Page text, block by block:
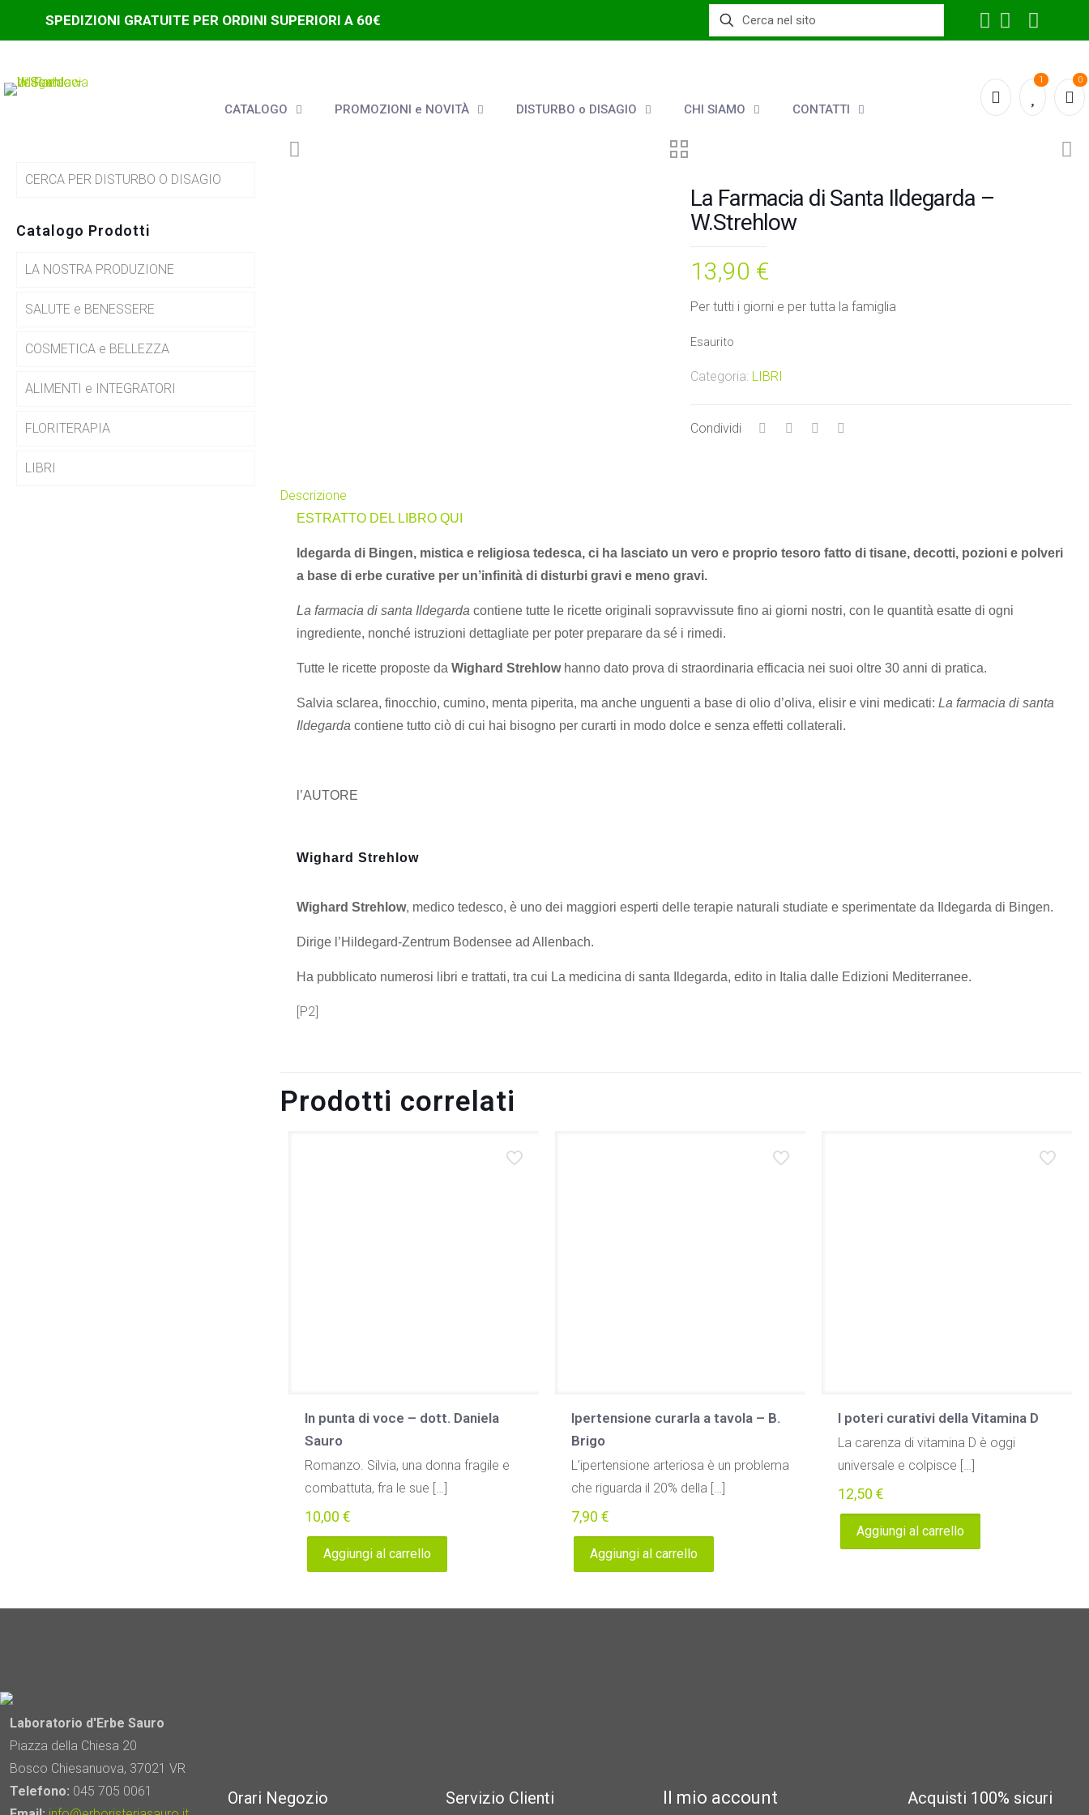
SPEDIZIONI GRATUITE PER ORDINI SUPERIORI A 60€
CATALOGO PROMOZIONI e NOVITÀ DISTURBO o DISAGIO CHI SIAMO CONTATTI
1 0
La Farmacia di Santa Ildegarda –
W.Strehlow
13,90 €
Per tutti i giorni e per tutta la famiglia
Esaurito
Categoria: LIBRI
Condividi
Descrizione
ESTRATTO DEL LIBRO QUI
ldegarda di Bingen, mistica e religiosa tedesca, ci ha lasciato un vero e proprio tesoro fatto di tisane, decotti, pozioni e polveri
a base di erbe curative per un’infinità di disturbi gravi e meno gravi.
La farmacia di santa Ildegarda contiene tutte le ricette originali sopravvissute fino ai giorni nostri, con le quantità esatte di ogni
ingrediente, nonché istruzioni dettagliate per poter preparare da sé i rimedi.
Tutte le ricette proposte da Wighard Strehlowhanno dato prova di straordinaria efficacia nei suoi oltre 30 anni di pratica.
Salvia sclarea, finocchio, cumino, menta piperita, ma anche unguenti a base di olio d’oliva, elisir e vini medicati: La farmacia di santa
Ildegarda contiene tutto ciò di cui hai bisogno per curarti in modo dolce e senza effetti collaterali.
l’AUTORE
Wighard Strehlow
Wighard Strehlow, medico tedesco, è uno dei maggiori esperti delle terapie naturali studiate e sperimentate da Ildegarda di Bingen.
Dirige l’Hildegard-Zentrum Bodensee ad Allenbach.
Ha pubblicato numerosi libri e trattati, tra cui La medicina di santa Ildegarda, edito in Italia dalle Edizioni Mediterranee.
[P2]
Prodotti correlati
In punta di voce – dott. Daniela
Sauro
Romanzo. Silvia, una donna fragile e
combattuta, fra le sue […]
10,00 €
Aggiungi al carrello
Ipertensione curarla a tavola – B.
Brigo
L’ipertensione arteriosa è un problema
che riguarda il 20% della […]
7,90 €
Aggiungi al carrello
I poteri curativi della Vitamina D
La carenza di vitamina D è oggi
universale e colpisce […]
12,50 €
Aggiungi al carrello
CERCA PER DISTURBO O DISAGIO
Catalogo Prodotti
LA NOSTRA PRODUZIONE
SALUTE e BENESSERE
COSMETICA e BELLEZZA
ALIMENTI e INTEGRATORI
FLORITERAPIA
LIBRI
Laboratorio d'Erbe Sauro
Piazza della Chiesa 20
Bosco Chiesanuova, 37021 VR
Telefono: 045 705 0061
Orari Negozio Servizio Clienti Il mio account Acquisti 100% sicuri